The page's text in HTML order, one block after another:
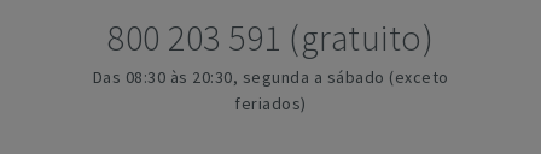
800 203 591 (gratuito)
Das 08:30 às 20:30, segunda a sábado (exceto
feriados)